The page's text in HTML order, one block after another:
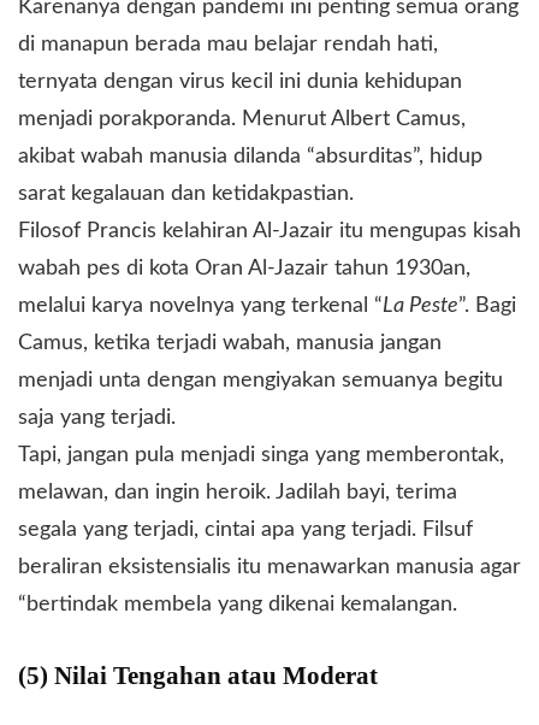
Karenanya dengan pandemi ini penting semua orang
di manapun berada mau belajar rendah hati,
ternyata dengan virus kecil ini dunia kehidupan
menjadi porakporanda. Menurut Albert Camus,
akibat wabah manusia dilanda “absurditas”, hidup
sarat kegalauan dan ketidakpastian.
Filosof Prancis kelahiran Al-Jazair itu mengupas kisah
wabah pes di kota Oran Al-Jazair tahun 1930an,
melalui karya novelnya yang terkenal “La Peste”. Bagi
Camus, ketika terjadi wabah, manusia jangan
menjadi unta dengan mengiyakan semuanya begitu
saja yang terjadi.
Tapi, jangan pula menjadi singa yang memberontak,
melawan, dan ingin heroik. Jadilah bayi, terima
segala yang terjadi, cintai apa yang terjadi. Filsuf
beraliran eksistensialis itu menawarkan manusia agar
“bertindak membela yang dikenai kemalangan.
(5) Nilai Tengahan atau Moderat